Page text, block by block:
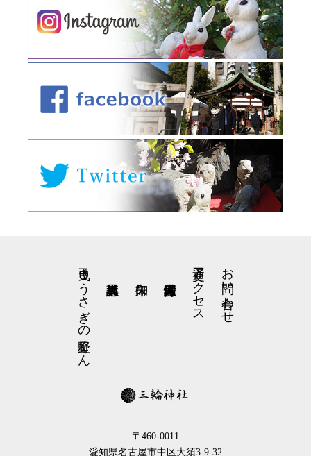
お問い合わせ
交通アクセス
弓曳きうさぎの星野くん
〒460-0011
愛知県名古屋市中区大須3-9-32